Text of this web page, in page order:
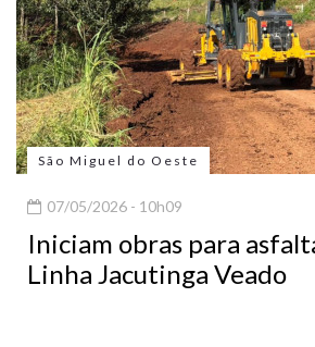
São Miguel do Oeste
07/05/2026 - 10h09
Iniciam obras para
Linha Jacutinga Veado